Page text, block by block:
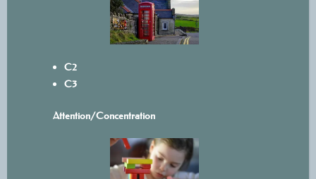
C2
C3
Attention/Concentration